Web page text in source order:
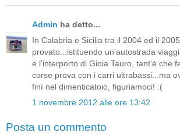
Admin ha detto...
In Calabria e Sicilia tra il 2004 ed il
provato...istituendo un'autostrada
e l'interporto di Gioia Tauro, tant'è che
corse prova con i carri ultrabassi...ma
finì nel dimenticatoio, figuriamoci! :(
1 novembre 2012 alle ore 13:42
Posta un commento